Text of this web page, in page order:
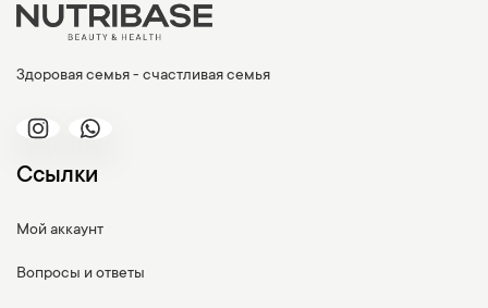
Здоровая семья - счастливая семья
Ссылки
Мой аккаунт
Вопросы и ответы